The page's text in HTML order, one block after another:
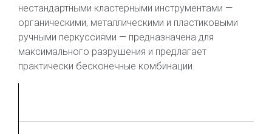
нестандартными кластерными инструментами —
органическими, металлическими и пластиковыми
ручными перкуссиями — предназначена для
максимального разрушения и предлагает
практически бесконечные комбинации.